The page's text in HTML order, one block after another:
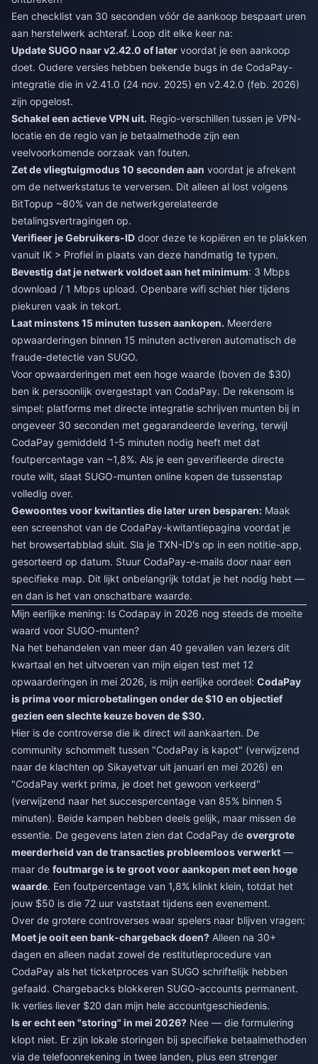
Een checklist van 30 seconden vóór de aankoop bespaart uren
aan herstelwerk achteraf. Loop dit elke keer na:
Update SUGO naar v2.42.0 of later voordat je een aankoop
doet. Oudere versies hebben bekende bugs in de CodaPay-
integratie die in v2.41.0 (24 nov. 2025) en v2.42.0 (feb. 2026)
zijn opgelost.
Schakel een actieve VPN uit. Regio-verschillen tussen je VPN-
locatie en de regio van je betaalmethode zijn een
veelvoorkomende oorzaak van fouten.
Zet de vliegtuigmodus 10 seconden aan voordat je afrekent
om de netwerkstatus te verversen. Dit alleen al lost volgens
BitTopup ~80% van de netwerkgerelateerde
betalingsvertragingen op.
Verifieer je Gebruikers-ID door deze te kopiëren en te plakken
vanuit IK > Profiel in plaats van deze handmatig te typen.
Bevestig dat je netwerk voldoet aan het minimum: 3 Mbps
download / 1 Mbps upload. Openbare wifi schiet hier tijdens
piekuren vaak in tekort.
Laat minstens 15 minuten tussen aankopen. Meerdere
opwaarderingen binnen 15 minuten activeren automatisch de
fraude-detectie van SUGO.
Voor opwaarderingen met een hoge waarde (boven de $30)
ben ik persoonlijk overgestapt van CodaPay. De rekensom is
simpel: platforms met directe integratie schrijven munten bij in
ongeveer 30 seconden met gegarandeerde levering, terwijl
CodaPay gemiddeld 1-5 minuten nodig heeft met dat
foutpercentage van ~1,8%. Als je een geverifieerde directe
route wilt, slaat SUGO-munten online kopen de tussenstap
volledig over.
Gewoontes voor kwitanties die later uren besparen: Maak
een screenshot van de CodaPay-kwitantiepagina voordat je
het browsertabblad sluit. Sla je TXN-ID's op in een notitie-app,
gesorteerd op datum. Stuur CodaPay-e-mails door naar een
specifieke map. Dit lijkt onbelangrijk totdat je het nodig hebt —
en dan is het van onschatbare waarde.
Mijn eerlijke mening: Is Codapay in 2026 nog steeds de moeite
waard voor SUGO-munten?
Na het behandelen van meer dan 40 gevallen van lezers dit
kwartaal en het uitvoeren van mijn eigen test met 12
opwaarderingen in mei 2026, is mijn eerlijke oordeel: CodaPay
is prima voor microbetalingen onder de $10 en objectief
gezien een slechte keuze boven de $30.
Hier is de controverse die ik direct wil aankaarten. De
community schommelt tussen "CodaPay is kapot" (verwijzend
naar de klachten op Sikayetvar uit januari en mei 2026) en
"CodaPay werkt prima, je doet het gewoon verkeerd"
(verwijzend naar het succespercentage van 85% binnen 5
minuten). Beide kampen hebben deels gelijk, maar missen de
essentie. De gegevens laten zien dat CodaPay de overgrote
meerderheid van de transacties probleemloos verwerkt —
maar de foutmarge is te groot voor aankopen met een hoge
waarde. Een foutpercentage van 1,8% klinkt klein, totdat het
jouw $50 is die 72 uur vaststaat tijdens een evenement.
Over de grotere controverses waar spelers naar blijven vragen:
Moet je ooit een bank-chargeback doen? Alleen na 30+
dagen en alleen nadat zowel de restitutieprocedure van
CodaPay als het ticketproces van SUGO schriftelijk hebben
gefaald. Chargebacks blokkeren SUGO-accounts permanent.
Ik verlies liever $20 dan mijn hele accountgeschiedenis.
Is er echt een "storing" in mei 2026? Nee — die formulering
klopt niet. Er zijn lokale storingen bij specifieke betaalmethoden
via de telefoonrekening in twee landen, plus een strenger